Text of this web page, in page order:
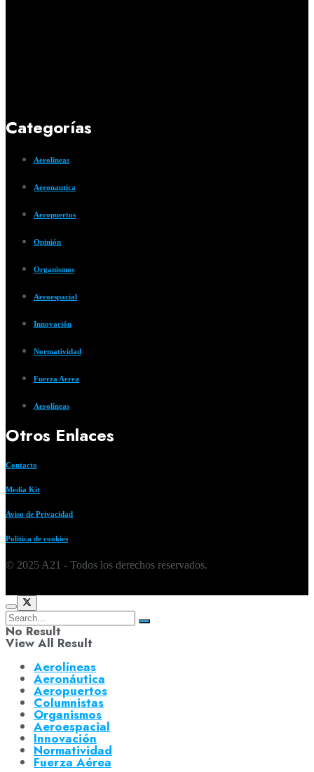
Categorías
Aerolíneas
Aeronautica
Aeropuertos
Opinión
Organismos
Aeroespacial
Innovación
Normatividad
Fuerza Aerea
Aerolíneas
Otros Enlaces
Contacto
Media Kit
Aviso de Privacidad
Política de cookies
© 2025 A21 - Todos los derechos reservados.
No Result
View All Result
Aerolíneas
Aeronáutica
Aeropuertos
Columnistas
Organismos
Aeroespacial
Innovación
Normatividad
Fuerza Aérea